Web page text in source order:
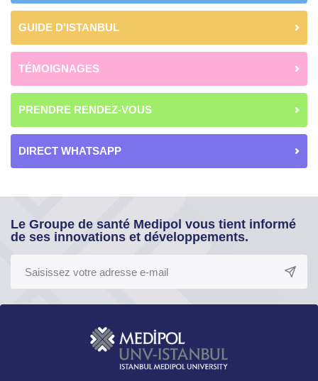
GUIDE D'ISTANBUL
TÉMOIGNAGES
PRENDRE RENDEZ-VOUS
DIRECT WHATSAPP
Le Groupe de santé Medipol vous tient informé
de ses innovations et développements.